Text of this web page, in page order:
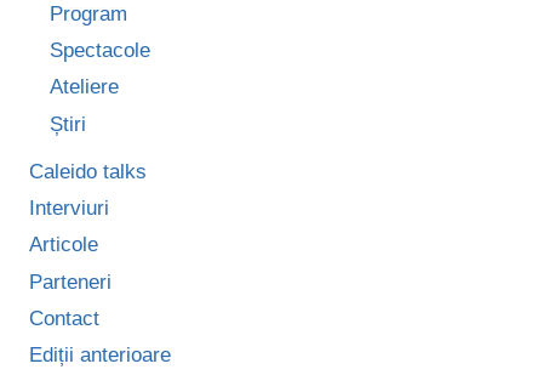
Program
Spectacole
Ateliere
Știri
Caleido talks
Interviuri
Articole
Parteneri
Contact
Ediții anterioare